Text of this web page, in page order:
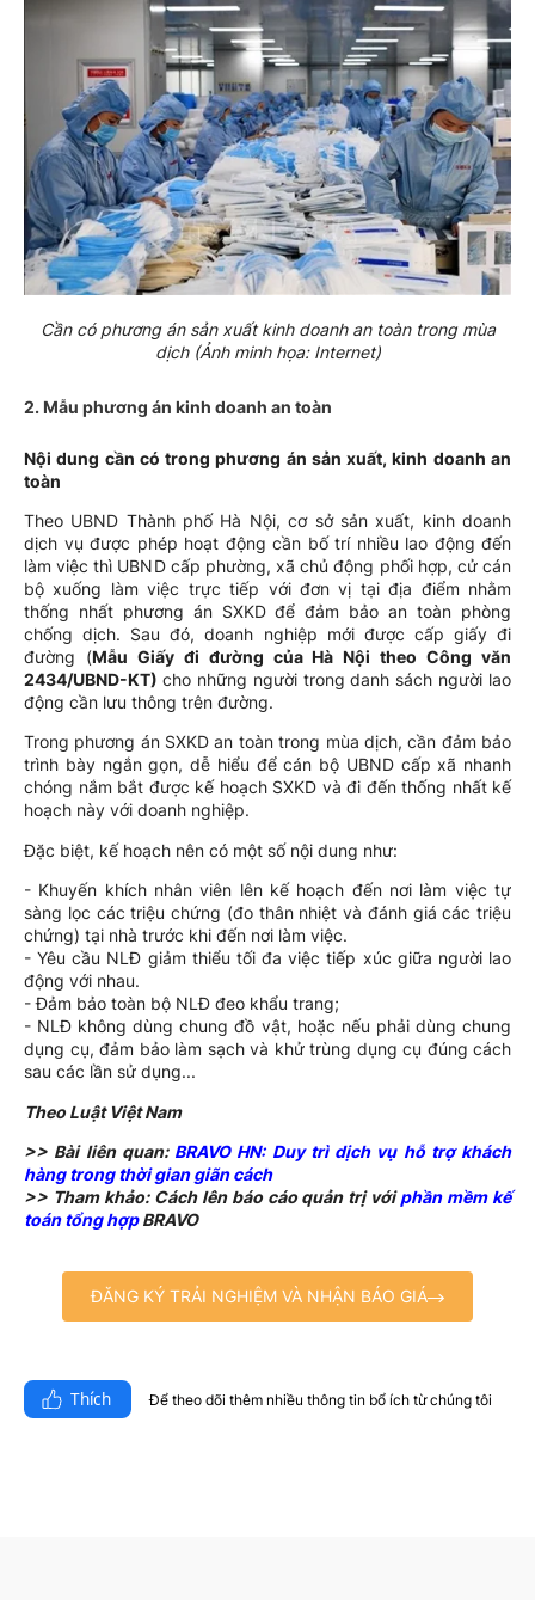
Cần có phương án sản xuất kinh doanh an toàn trong mùa
dịch (Ảnh minh họa: Internet)
2. Mẫu phương án kinh doanh an toàn
Nội dung cần có trong phương án sản xuất, kinh doanh an
toàn
Theo UBND Thành phố Hà Nội, cơ sở sản xuất, kinh doanh
dịch vụ được phép hoạt động cần bố trí nhiều lao động đến
làm việc thì UBND cấp phường, xã chủ động phối hợp, cử cán
bộ xuống làm việc trực tiếp với đơn vị tại địa điểm nhằm
thống nhất phương án SXKD để đảm bảo an toàn phòng
chống dịch. Sau đó, doanh nghiệp mới được cấp giấy đi
đường (Mẫu Giấy đi đường của Hà Nội theo Công văn
2434/UBND-KT) cho những người trong danh sách người lao
động cần lưu thông trên đường.
Trong phương án SXKD an toàn trong mùa dịch, cần đảm bảo
trình bày ngắn gọn, dễ hiểu để cán bộ UBND cấp xã nhanh
chóng nắm bắt được kế hoạch SXKD và đi đến thống nhất kế
hoạch này với doanh nghiệp.
Đặc biệt, kế hoạch nên có một số nội dung như:
- Khuyến khích nhân viên lên kế hoạch đến nơi làm việc tự
sàng lọc các triệu chứng (đo thân nhiệt và đánh giá các triệu
chứng) tại nhà trước khi đến nơi làm việc.
- Yêu cầu NLĐ giảm thiểu tối đa việc tiếp xúc giữa người lao
động với nhau.
- Đảm bảo toàn bộ NLĐ đeo khẩu trang;
- NLĐ không dùng chung đồ vật, hoặc nếu phải dùng chung
dụng cụ, đảm bảo làm sạch và khử trùng dụng cụ đúng cách
sau các lần sử dụng...
Theo Luật Việt Nam
>> Bài liên quan: BRAVO HN: Duy trì dịch vụ hỗ trợ khách
hàng trong thời gian giãn cách
>> Tham khảo: Cách lên báo cáo quản trị vớiphần mềm kế
toán tổng hợpBRAVO
ĐĂNG KÝ TRẢI NGHIỆM VÀ NHẬN BÁO GIÁ
Thích Để theo dõi thêm nhiều thông tin bổ ích từ chúng tôi​